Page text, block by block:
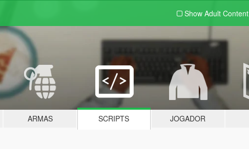
Show Adult Content
ARMAS SCRIPTS JOGADOR